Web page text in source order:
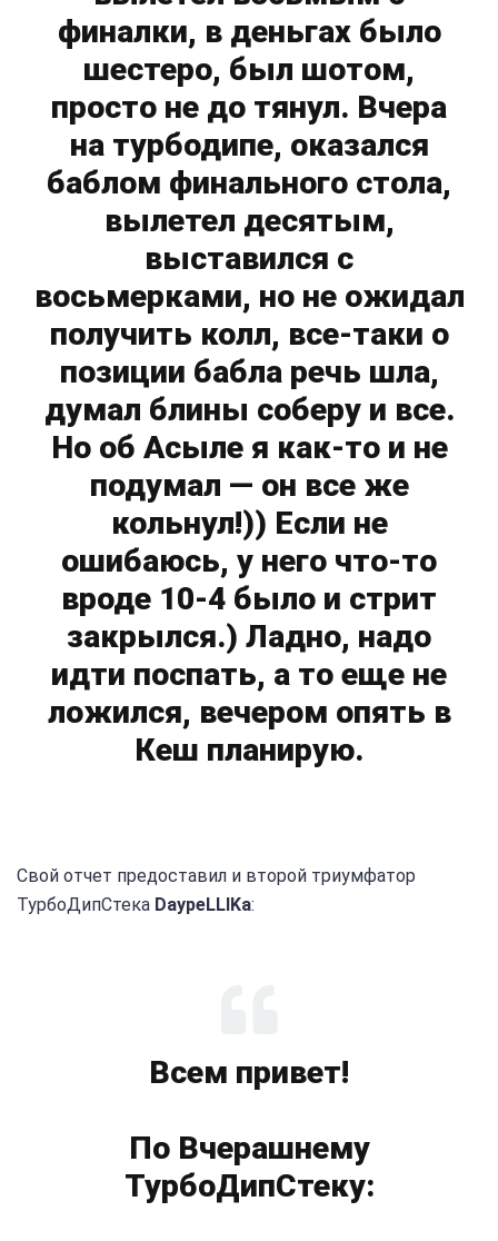
финалки, в деньгах было
шестеро, был шотом,
просто не до тянул. Вчера
на турбодипе, оказался
баблом финального стола,
вылетел десятым,
выставился с
восьмерками, но не ожидал
получить колл, все-таки о
позиции бабла речь шла,
думал блины соберу и все.
Но об Асыле я как-то и не
подумал — он все же
кольнул!)) Если не
ошибаюсь, у него что-то
вроде 10-4 было и стрит
закрылся.) Ладно, надо
идти поспать, а то еще не
ложился, вечером опять в
Кеш планирую.
Свой отчет предоставил и второй триумфатор
ТурбоДипСтека DaypeLLIKa:
Всем привет!
По Вчерашнему
ТурбоДипСтеку: